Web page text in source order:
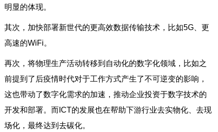
明显的体现。
其次，加快部署新世代的更高效数据传输技术，比如5G、更
高速的WiFi。
再次，将物理生产活动转移到自动化的数字化领域，比如之
前提到了后疫情时代对于工作方式产生了不可逆变的影响，
这也带动了数字化需求的加速，推动企业投资于数字技术的
开发和部署。而ICT的发展也在帮助下游行业去实物化、去现
场化，最终达到去碳化。